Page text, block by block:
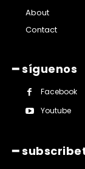
About
Contact
━ síguenos
Facebook
Youtube
━